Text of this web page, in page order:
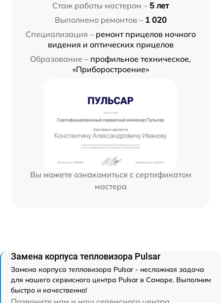
Стаж работы мастером – 5 лет
Выполнено ремонтов – 1 020
Специализация – ремонт прицелов ночного
видения и оптических прицелов
Образование – профильное техническое,
«Приборостроение»
Вы можете ознакомиться с сертификатом
мастера
Замена корпуса тепловизора Pulsar
Замена корпуса тепловизора Pulsar - несложная задача
для нашего сервисного центра Pulsar в Самаре. Выполним
быстро и качественно!